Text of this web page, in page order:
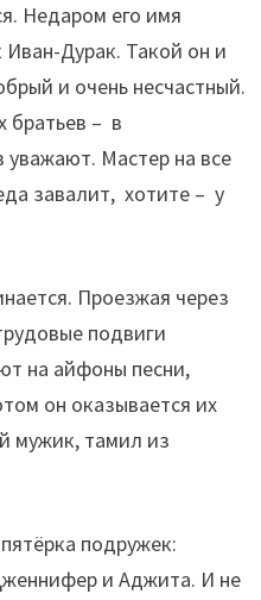
Недаром его имя
Иван-Дурак. Такой он и
и очень несчастный.
братьев – в
уважают. Мастер на все
завалит, хотите – у
Проезжая через
подвиги
на айфоны песни,
он оказывается их
мужик, тамил из
подружек:
и Аджита. И не